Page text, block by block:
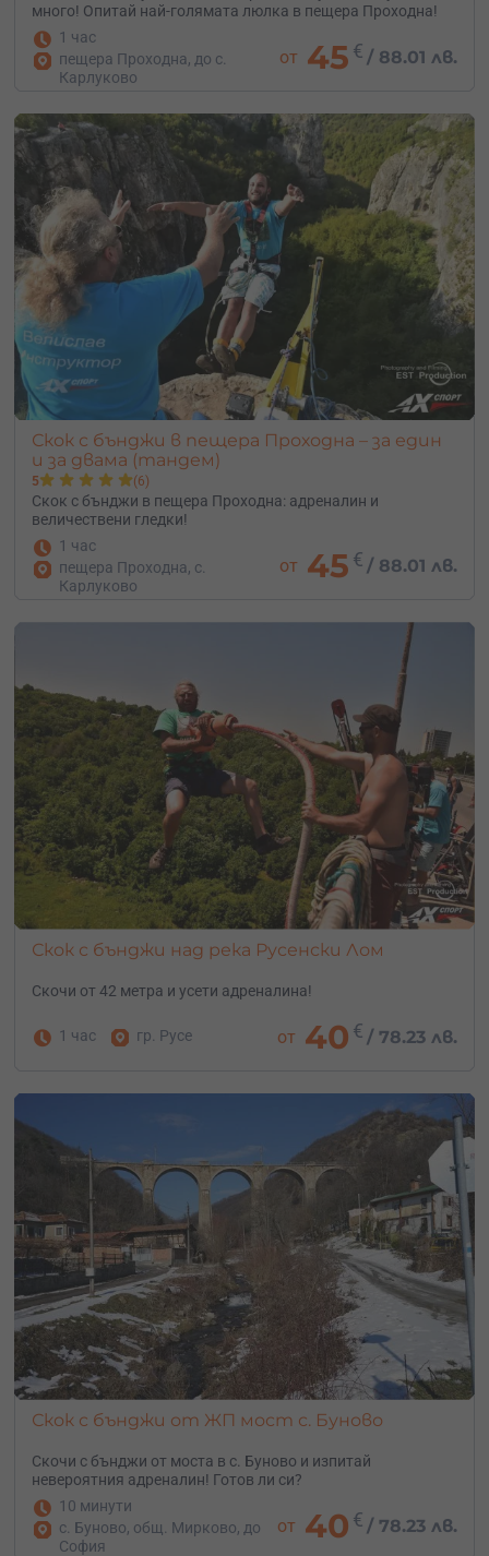
много! Опитай най-голямата люлка в пещера Проходна!
1 час
пещера Проходна, до с.
Карлуково
от 45 € /88.01 лв.
Скок с бънджи в пещера Проходна – за един
и за двама (тандем)
5 (6)
Скок с бънджи в пещера Проходна: адреналин и
величествени гледки!
1 час
пещера Проходна, с.
Карлуково
от 45 € / 88.01 лв.
Скок с бънджи над река Русенски Лом
Скочи от 42 метра и усети адреналина!
1 час гр. Русе от 40 € /78.23 лв.
Скок с бънджи от ЖП мост с. Буново
Скочи с бънджи от моста в с. Буново и изпитай
невероятния адреналин! Готов ли си?
10 минути
с. Буново, общ. Мирково, до
София
от 40 € /78.23 лв.